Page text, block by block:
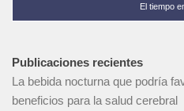
El tiempo
Publicaciones recientes
La bebida nocturna que podría
beneficios para la salud cerebral